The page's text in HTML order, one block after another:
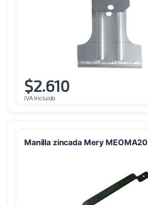
$2.610
IVA Incluido
Manilla zincada Mery MEOMA20